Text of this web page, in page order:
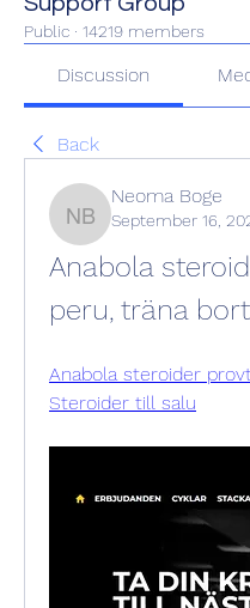
Public · 14219 members
Discussion
Back
Neoma Boge
Neoma Boge
September 16,
Anabola
peru, träna
Anabola steroider
Steroider till salu